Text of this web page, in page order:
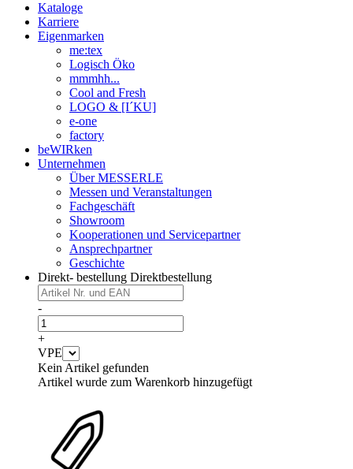
Kataloge
Karriere
Eigenmarken
me:tex
Logisch Öko
mmmhh...
Cool and Fresh
LOGO & [I´KU]
e-one
factory
beWIRken
Unternehmen
Über MESSERLE
Messen und Veranstaltungen
Fachgeschäft
Showroom
Kooperationen und Servicepartner
Ansprechpartner
Geschichte
Direkt- bestellung Direktbestellung
-
+
VPE
Kein Artikel gefunden
Artikel wurde zum Warenkorb hinzugefügt